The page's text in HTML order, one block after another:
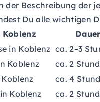
der Beschreibung der
Du alle wichtigen
Koblenz
Dauer
in Koblenz ca. 2–3
Koblenz
ca. 2
ca. 4
Koblenz
ca. 2